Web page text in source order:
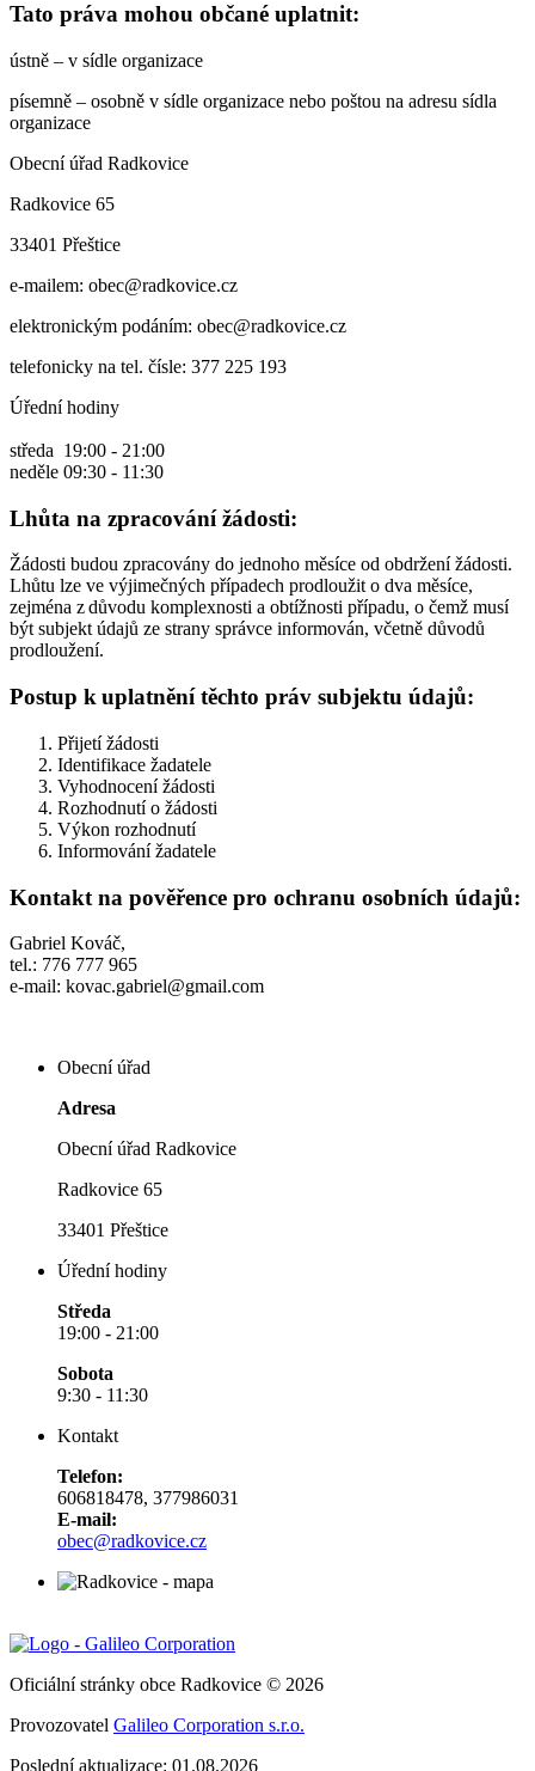
Tato práva mohou občané uplatnit:
ústně – v sídle organizace
písemně – osobně v sídle organizace nebo poštou na adresu sídla
organizace
Obecní úřad Radkovice
Radkovice 65
33401 Přeštice
e-mailem: obec@radkovice.cz
elektronickým podáním: obec@radkovice.cz
telefonicky na tel. čísle: 377 225 193
Úřední hodiny
středa 19:00 - 21:00
neděle 09:30 - 11:30
Lhůta na zpracování žádosti:
Žádosti budou zpracovány do jednoho měsíce od obdržení žádosti.
Lhůtu lze ve výjimečných případech prodloužit o dva měsíce,
zejména z důvodu komplexnosti a obtížnosti případu, o čemž musí
být subjekt údajů ze strany správce informován, včetně důvodů
prodloužení.
Postup k uplatnění těchto práv subjektu údajů:
Přijetí žádosti
Identifikace žadatele
Vyhodnocení žádosti
Rozhodnutí o žádosti
Výkon rozhodnutí
Informování žadatele
Kontakt na pověřence pro ochranu osobních údajů:
Gabriel Kováč,
tel.: 776 777 965
e-mail: kovac.gabriel@gmail.com
Obecní úřad
Adresa
Obecní úřad Radkovice
Radkovice 65
33401 Přeštice
Úřední hodiny
Středa
19:00 - 21:00
Sobota
9:30 - 11:30
Kontakt
Telefon:
606818478, 377986031
E-mail:
obec@radkovice.cz
Oficiální stránky obce Radkovice © 2026
Provozovatel Galileo Corporation s.r.o.
Poslední aktualizace: 01.08.2026